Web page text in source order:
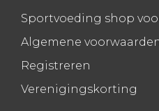
Sportvoeding shop
Algemene
Registreren
Verenigingskorting